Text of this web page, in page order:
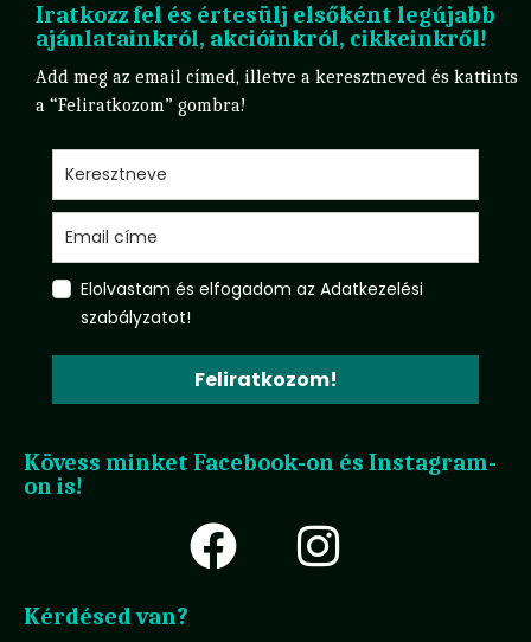
Iratkozz fel és értesülj elsőként legújabb
ajánlatainkról, akcióinkról, cikkeinkről!
Add meg az email címed, illetve a keresztneved és kattints
a “Feliratkozom” gombra!
Elolvastam és elfogadom az Adatkezelési
szabályzatot!
Feliratkozom!
Kövess minket Facebook-on és Instagram-
on is!
Kérdésed van?